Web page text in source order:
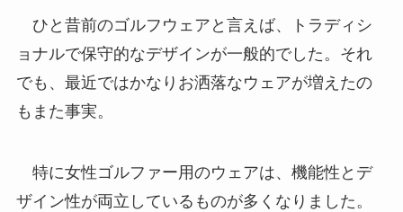
ひと昔前のゴルフウェアと言えば、トラディシ
ョナルで保守的なデザインが一般的でした。それ
でも、最近ではかなりお洒落なウェアが増えたの
もまた事実。
特に女性ゴルファー用のウェアは、機能性とデ
ザイン性が両立しているものが多くなりました。